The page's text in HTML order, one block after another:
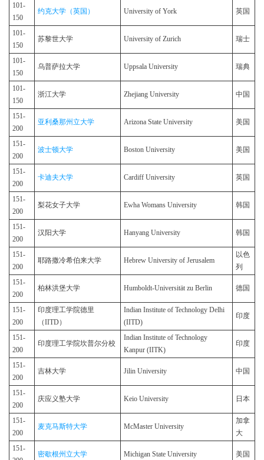
101-
150
约克大学（英国） University of York 英国
101-
150
苏黎世大学 University of Zurich 瑞士
101-
150
乌普萨拉大学 Uppsala University 瑞典
101-
150
浙江大学 Zhejiang University 中国
151-
200
亚利桑那州立大学 Arizona State University 美国
151-
200
波士顿大学 Boston University 美国
151-
200
卡迪夫大学 Cardiff University 英国
151-
200
梨花女子大学 Ewha Womans University 韩国
151-
200
汉阳大学 Hanyang University 韩国
151-
200
耶路撒冷希伯来大学 Hebrew University of Jerusalem
以色
列
151-
200
柏林洪堡大学 Humboldt-Universität zu Berlin 德国
151-
200
印度理工学院德里
（IITD）
Indian Institute of Technology Delhi
(IITD)
印度
151-
200
印度理工学院坎普尔分校
Indian Institute of Technology
Kanpur (IITK)
印度
151-
200
吉林大学 Jilin University 中国
151-
200
庆应义塾大学 Keio University 日本
151-
200
麦克马斯特大学 McMaster University
加拿
大
151-
密歇根州立大学 Michigan State University 美国